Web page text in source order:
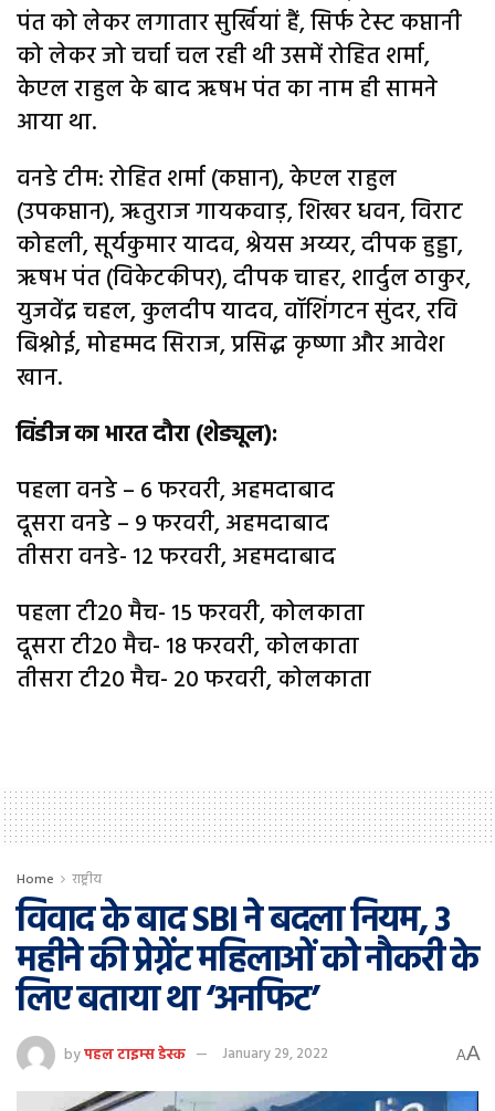
पंत को लेकर लगातार सुर्खियां हैं, सिर्फ टेस्ट कप्तानी
को लेकर जो चर्चा चल रही थी उसमें रोहित शर्मा,
केएल राहुल के बाद ऋषभ पंत का नाम ही सामने
आया था.
वनडे टीम: रोहित शर्मा (कप्तान), केएल राहुल
(उपकप्तान), ऋतुराज गायकवाड़, शिखर धवन, विराट
कोहली, सूर्यकुमार यादव, श्रेयस अय्यर, दीपक हुड्डा,
ऋषभ पंत (विकेटकीपर), दीपक चाहर, शार्दुल ठाकुर,
युजवेंद्र चहल, कुलदीप यादव, वॉशिंगटन सुंदर, रवि
बिश्नोई, मोहम्मद सिराज, प्रसिद्ध कृष्णा और आवेश
खान.
विंडीज का भारत दौरा (शेड्यूल):
पहला वनडे – 6 फरवरी, अहमदाबाद
दूसरा वनडे – 9 फरवरी, अहमदाबाद
तीसरा वनडे- 12 फरवरी, अहमदाबाद
पहला टी20 मैच- 15 फरवरी, कोलकाता
दूसरा टी20 मैच- 18 फरवरी, कोलकाता
तीसरा टी20 मैच- 20 फरवरी, कोलकाता
Home राष्ट्रीय
विवाद के बाद SBI ने बदला नियम, 3
महीने की प्रेग्नेंट महिलाओं को नौकरी के
लिए बताया था ‘अनफिट’
byपहल टाइम्स डेस्क January 29, 2022 AA